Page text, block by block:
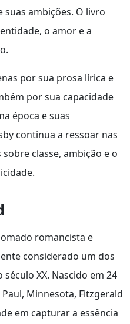
ambições. O livro
o amor e a
por sua prosa lírica e
por sua capacidade
época e suas
continua a ressoar nas
classe, ambição e o
romancista e
considerado um dos
XX. Nascido em 24
Minnesota, Fitzgerald
em capturar a essência